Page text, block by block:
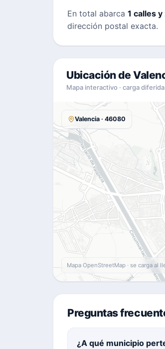
En total abarca 1 calles
dirección postal exacta.
Ubicación de
Mapa interactivo · carga diferida
Valencia · 46080
Mapa OpenStreetMap · se carga al
Preguntas
¿A qué municipio